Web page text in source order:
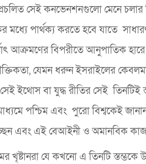
সেই কনভেনশনগুলো মেনে চলার
মধ্যে পার্থক্য করতে হবে যাতে
আক্রমণের বিপরীতে আনুপাতিক
যেমন ধরুন ইসরাইলের
ইথোস বা যুদ্ধ রীতির সেই তিনটিই
পশ্চিম এবং পুরো বিশ্বকেই
এবং এই বেআইনী ও অমানবিক
খৃষ্টানরা যে কখনো এ তিনটি